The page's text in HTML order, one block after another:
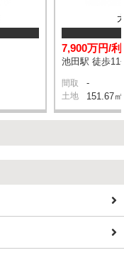
7,900万円/
池田駅 徒歩11
間取 -
土地 151.67㎡